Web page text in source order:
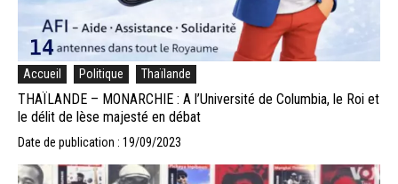
Accueil Politique Thaïlande
THAÏLANDE – MONARCHIE : A l’Université de Columbia, le Roi et
le délit de lèse majesté en débat
Date de publication : 19/09/2023